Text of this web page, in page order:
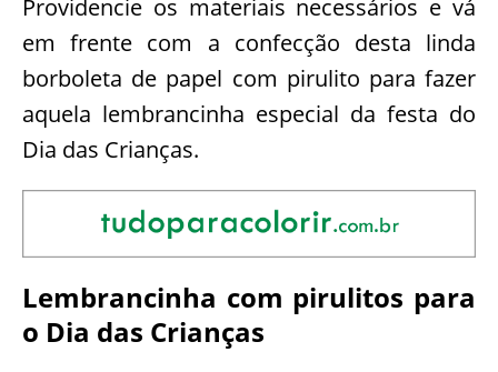
Providencie os materiais necessários e vá
em frente com a confecção desta linda
borboleta de papel com pirulito para fazer
aquela lembrancinha especial da festa do
Dia das Crianças.
Lembrancinha com pirulitos para
o Dia das Crianças